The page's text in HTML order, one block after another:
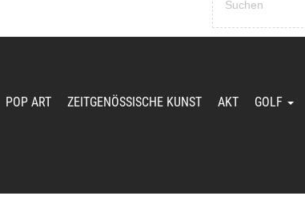
POP ART ZEITGENÖSSISCHE KUNST AKT GOLF